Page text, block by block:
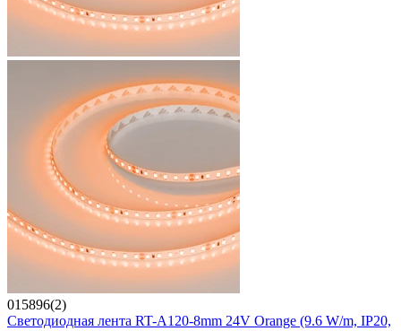
015896(2)
Светодиодная лента RT-A120-8mm 24V Orange (9.6 W/m, IP20,